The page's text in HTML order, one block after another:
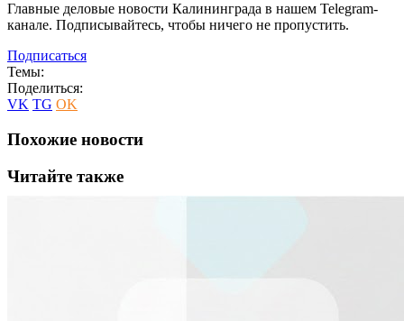
Главные деловые новости Калининграда в нашем Telegram-
канале. Подписывайтесь, чтобы ничего не пропустить.
Подписаться
Темы:
Поделиться:
VK TG OK
Похожие новости
Читайте также